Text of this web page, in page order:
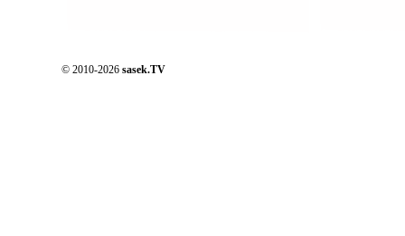
© 2010-2026 sasek.TV